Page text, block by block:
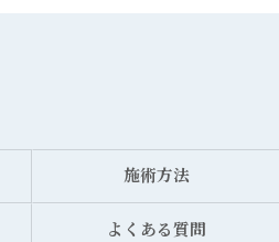
施術方法
よくある質問